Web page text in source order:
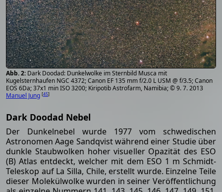
Dark Doodad: Dunkelwolke im Sternbild Musca mit
Kugelsternhaufen NGC 4372; Canon EF 135 mm f/2.0 L USM @ f/3.5; Canon
EOS 6Da; 37x1 min ISO 3200; Kiripotib Astrofarm, Namibia; © 9. 7. 2013
Manuel Jung [45]
Dark Doodad Nebel
Der Dunkelnebel wurde 1977 vom schwedischen
Astronomen Aage Sandqvist während einer Studie über
dunkle Staubwolken hoher visueller Opazität des ESO
(B) Atlas entdeckt, welcher mit dem ESO 1 m Schmidt-
Teleskop auf La Silla, Chile, erstellt wurde. Einzelne Teile
dieser Molekülwolke wurden in seiner Veröffentlichung